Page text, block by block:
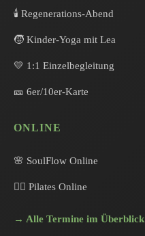
🕯️ Regenerations-Abend
🧒 Kinder-Yoga mit Lea
💛 1:1 Einzelbegleitung
🎫 6er/10er-Karte
ONLINE
🌸 SoulFlow Online
🧘‍♀️ Pilates Online
→ Alle Termine im Überblick